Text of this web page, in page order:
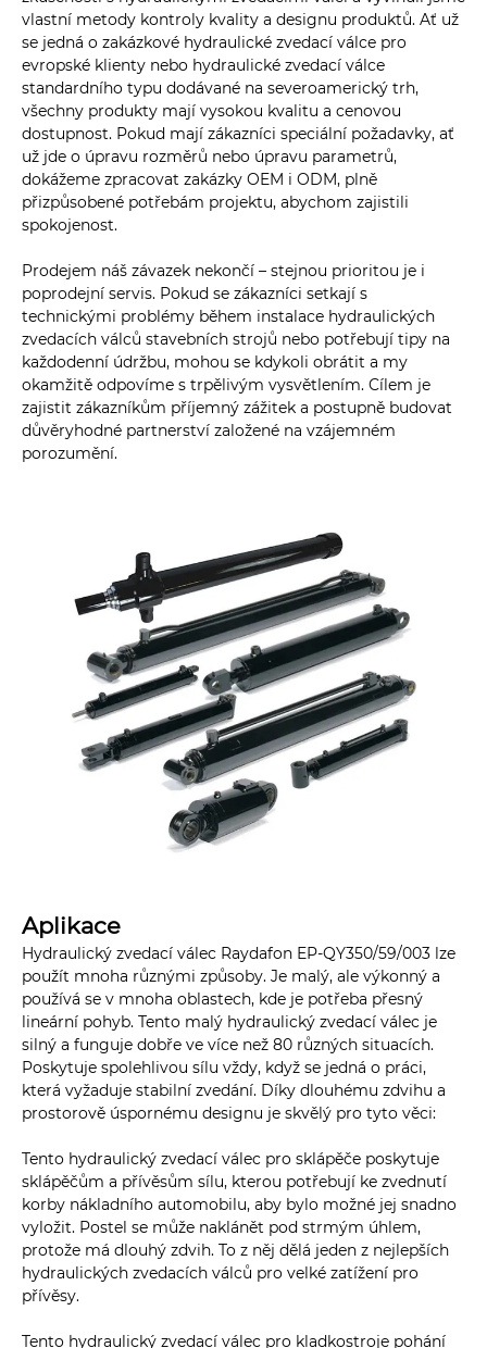
vlastní metody kontroly kvality a designu produktů. Ať už
se jedná o zakázkové hydraulické zvedací válce pro
evropské klienty nebo hydraulické zvedací válce
standardního typu dodávané na severoamerický trh,
všechny produkty mají vysokou kvalitu a cenovou
dostupnost. Pokud mají zákazníci speciální požadavky, ať
už jde o úpravu rozměrů nebo úpravu parametrů,
dokážeme zpracovat zakázky OEM i ODM, plně
přizpůsobené potřebám projektu, abychom zajistili
spokojenost.
Prodejem náš závazek nekončí – stejnou prioritou je i
poprodejní servis. Pokud se zákazníci setkají s
technickými problémy během instalace hydraulických
zvedacích válců stavebních strojů nebo potřebují tipy na
každodenní údržbu, mohou se kdykoli obrátit a my
okamžitě odpovíme s trpělivým vysvětlením. Cílem je
zajistit zákazníkům příjemný zážitek a postupně budovat
důvěryhodné partnerství založené na vzájemném
porozumění.
Aplikace
Hydraulický zvedací válec Raydafon EP-QY350/59/003 lze
použít mnoha různými způsoby. Je malý, ale výkonný a
používá se v mnoha oblastech, kde je potřeba přesný
lineární pohyb. Tento malý hydraulický zvedací válec je
silný a funguje dobře ve více než 80 různých situacích.
Poskytuje spolehlivou sílu vždy, když se jedná o práci,
která vyžaduje stabilní zvedání. Díky dlouhému zdvihu a
prostorově úspornému designu je skvělý pro tyto věci:
Tento hydraulický zvedací válec pro sklápěče poskytuje
sklápěčům a přívěsům sílu, kterou potřebují ke zvednutí
korby nákladního automobilu, aby bylo možné jej snadno
vyložit. Postel se může naklánět pod strmým úhlem,
protože má dlouhý zdvih. To z něj dělá jeden z nejlepších
hydraulických zvedacích válců pro velké zatížení pro
přívěsy.
Tento hydraulický zvedací válec pro kladkostroje pohání